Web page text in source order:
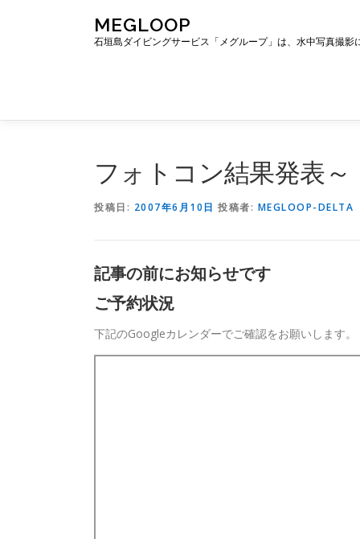
ス
MEGLOOP
石垣島ダイビングサービス「メグループ」は、水中写真撮
フォトコン結果発表～
投稿日: 2007年6月10日 投稿者: MEGLOOP-DELTA
記事の前にお知らせです
ご予約状況
下記のGoogleカレンダーでご確認をお願いします。